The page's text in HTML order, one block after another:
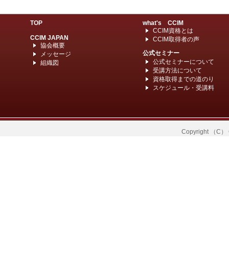
TOP
CCIM JAPAN
協会概要
メッセージ
組織図
what's CCIM
CCIM資格とは
CCIM取得者の声
公式セミナー
公式セミナーについて
受講方法について
資格取得までの道のり
スケジュール・受講料
Copyright （C）